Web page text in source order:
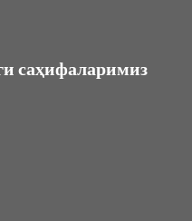
саҳифаларимиз